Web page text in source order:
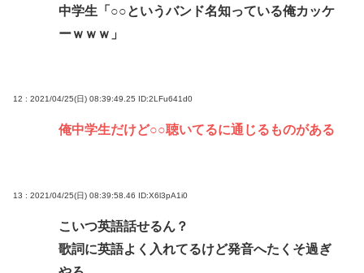
中学生「○○というバンド名知っている俺カッケ
ーｗｗｗ」
12 : 2021/04/25(日) 08:39:49.25 ID:2LFu641d0
俺中学生だけど○○聴いてるに通じるものがある
13 : 2021/04/25(日) 08:39:58.46 ID:X6l3pA1i0
こいつ英語話せるん？
歌詞に英語よく入れてるけど発音へたくそ過ぎ